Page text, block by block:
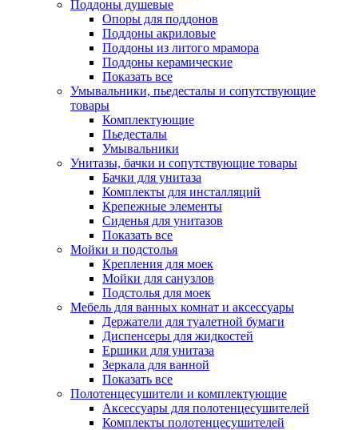
Поддоны душевые
Опоры для поддонов
Поддоны акриловые
Поддоны из литого мрамора
Поддоны керамические
Показать все
Умывальники, пьедесталы и сопутствующие
товары
Комплектующие
Пьедесталы
Умывальники
Унитазы, бачки и сопутствующие товары
Бачки для унитаза
Комплекты для инсталляций
Крепежные элементы
Сиденья для унитазов
Показать все
Мойки и подстолья
Крепления для моек
Мойки для санузлов
Подстолья для моек
Мебель для ванных комнат и аксессуары
Держатели для туалетной бумаги
Диспенсеры для жидкостей
Ершики для унитаза
Зеркала для ванной
Показать все
Полотенцесушители и комплектующие
Аксессуары для полотенцесушителей
Комплекты полотенцесушителей